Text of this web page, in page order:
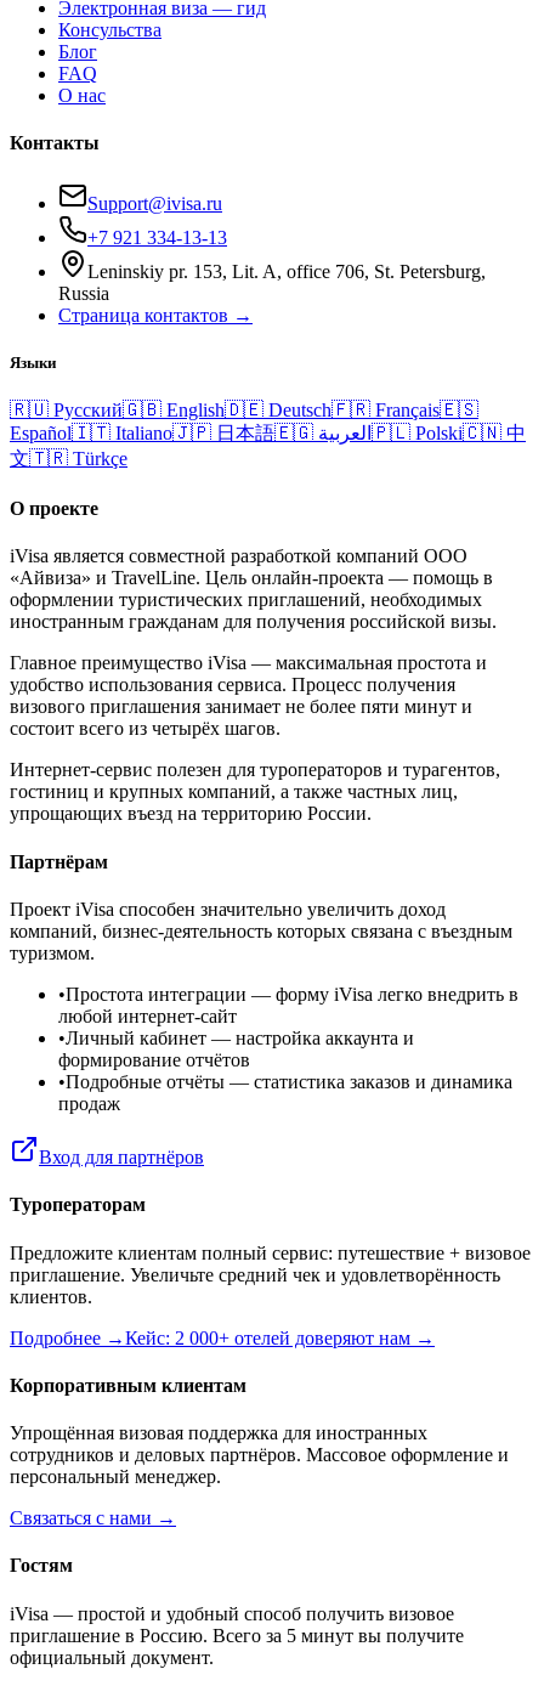
Электронная виза — гид
Консульства
Блог
FAQ
О нас
Контакты
Support@ivisa.ru
+7 921 334-13-13
Leninskiy pr. 153, Lit. A, office 706, St. Petersburg,
Russia
Страница контактов →
Языки
🇷🇺 Русский🇬🇧 English🇩🇪 Deutsch🇫🇷 Français🇪🇸
Español🇮🇹 Italiano🇯🇵 日本語🇪🇬 العربية 🇵🇱 Polski🇨🇳 中
文🇹🇷 Türkçe
О проекте
iVisa является совместной разработкой компаний ООО
«Айвиза» и TravelLine. Цель онлайн-проекта — помощь в
оформлении туристических приглашений, необходимых
иностранным гражданам для получения российской визы.
Главное преимущество iVisa — максимальная простота и
удобство использования сервиса. Процесс получения
визового приглашения занимает не более пяти минут и
состоит всего из четырёх шагов.
Интернет-сервис полезен для туроператоров и турагентов,
гостиниц и крупных компаний, а также частных лиц,
упрощающих въезд на территорию России.
Партнёрам
Проект iVisa способен значительно увеличить доход
компаний, бизнес-деятельность которых связана с въездным
туризмом.
•Простота интеграции — форму iVisa легко внедрить в
любой интернет-сайт
•Личный кабинет — настройка аккаунта и
формирование отчётов
•Подробные отчёты — статистика заказов и динамика
продаж
Вход для партнёров
Туроператорам
Предложите клиентам полный сервис: путешествие + визовое
приглашение. Увеличьте средний чек и удовлетворённость
клиентов.
Подробнее →Кейс: 2 000+ отелей доверяют нам →
Корпоративным клиентам
Упрощённая визовая поддержка для иностранных
сотрудников и деловых партнёров. Массовое оформление и
персональный менеджер.
Связаться с нами →
Гостям
iVisa — простой и удобный способ получить визовое
приглашение в Россию. Всего за 5 минут вы получите
официальный документ.